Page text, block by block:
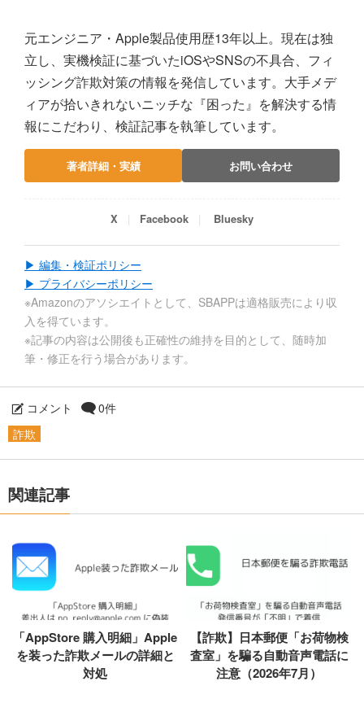
元エンジニア・Apple製品使用歴13年以上。現在は独
立し、実機検証に基づいたiOSやSNSの不具合、フィ
ッシング詐欺対策の情報を発信しています。大手メデ
ィアが拾いきれないニッチな『困った』を解決する情
報にこだわり、検証記事を執筆しています。
著者詳細・実績 お問い合わせ
X Facebook Bluesky
▶ 編集・検証ポリシー
▶ プライバシーポリシー
※Amazonのアソシエイトとして、SBAPPは適格販売により収
入を得ています。
※記事の内容は公開後も正確性の維持を目的として、随時加
筆・修正を行う場合があります。
コメント
0件
詐欺
関連記事
「AppStore 購入明細」Apple
を装った詐欺メールの詳細と
対処
【詐欺】日本郵便「お荷物検
査室」を騙る自動音声電話に
注意（2026年7月）